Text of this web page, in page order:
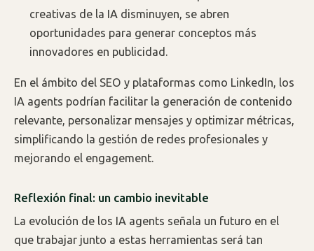
creativas de la IA disminuyen, se abren
oportunidades para generar conceptos más
innovadores en publicidad.
En el ámbito del SEO y plataformas como LinkedIn, los
IA agents podrían facilitar la generación de contenido
relevante, personalizar mensajes y optimizar métricas,
simplificando la gestión de redes profesionales y
mejorando el engagement.
Reflexión final: un cambio inevitable
La evolución de los IA agents señala un futuro en el
que trabajar junto a estas herramientas será tan